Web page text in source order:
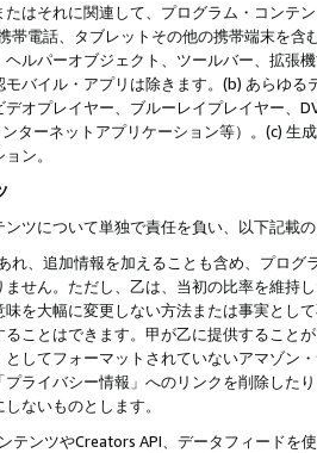
はそれに関連して、プログラム・コンテ
帯電話、タブレットその他の携帯端末を
ルパーオブジェクト、ツールバー、拡張
バイル・アプリは除きます。(b) あらゆ
デオプレイヤー、ブルーレイプレイヤー、
ターネットアプリケーション等）。(c)
ン。
ツについて単独で責任を負い、以下記載
れ、追加情報を加えることも含め、プロ
せん。ただし、乙は、当初の比率を維持
を大幅に変更しない方法または事実とし
ることはできます。甲が乙に提供すること
してフォーマットされていないアマゾン
ライバシー情報」へのリンクを削除した
ないものとします。
テンツやCreators API、データフィード